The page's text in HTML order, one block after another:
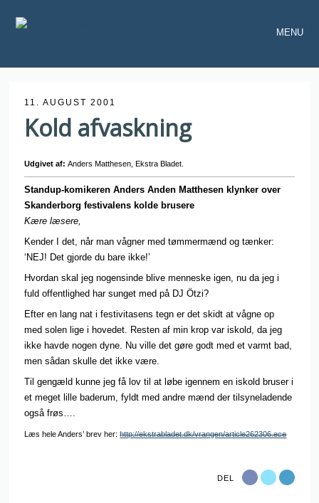
MENU
11. AUGUST 2001
Kold afvaskning
Udgivet af:Anders Matthesen, Ekstra Bladet.
Standup-komikeren Anders Anden Matthesen klynker over
Skanderborg festivalens kolde brusere
Kære læsere,
Kender I det, når man vågner med tømmermænd og tænker:
‘NEJ! Det gjorde du bare ikke!’
Hvordan skal jeg nogensinde blive menneske igen, nu da jeg i
fuld offentlighed har sunget med på DJ Ötzi?
Efter en lang nat i festivitasens tegn er det skidt at vågne op
med solen lige i hovedet. Resten af min krop var iskold, da jeg
ikke havde nogen dyne. Nu ville det gøre godt med et varmt bad,
men sådan skulle det ikke være.
Til gengæld kunne jeg få lov til at løbe igennem en iskold bruser i
et meget lille baderum, fyldt med andre mænd der tilsyneladende
også frøs….
Læs hele Anders’ brev her:http://ekstrabladet.dk/vrangen/article262306.ece
DEL